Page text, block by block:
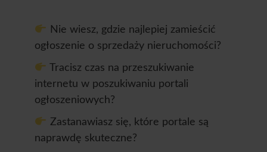
Nie wiesz, gdzie najlepiej zamieścić
ogłoszenie o sprzedaży nieruchomości?
Tracisz czas na przeszukiwanie
internetu w poszukiwaniu portali
ogłoszeniowych?
Zastanawiasz się, które portale są
naprawdę skuteczne?